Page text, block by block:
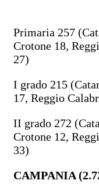
Primaria 257
Crotone 18,
27)
I grado 215
17, Reggio
II grado 272
Crotone 12,
33)
CAMPANIA